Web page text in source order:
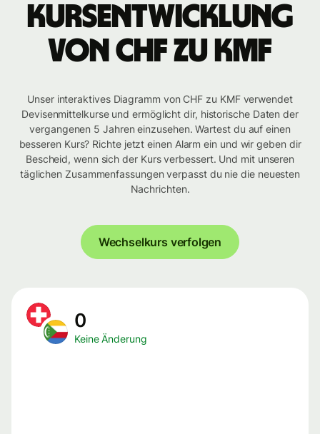
Kursentwicklung
von CHF zu KMF
Unser interaktives Diagramm von CHF zu KMF verwendet
Devisenmittelkurse und ermöglicht dir, historische Daten der
vergangenen 5 Jahren einzusehen. Wartest du auf einen
besseren Kurs? Richte jetzt einen Alarm ein und wir geben dir
Bescheid, wenn sich der Kurs verbessert. Und mit unseren
täglichen Zusammenfassungen verpasst du nie die neuesten
Nachrichten.
Wechselkurs verfolgen
0
Keine Änderung